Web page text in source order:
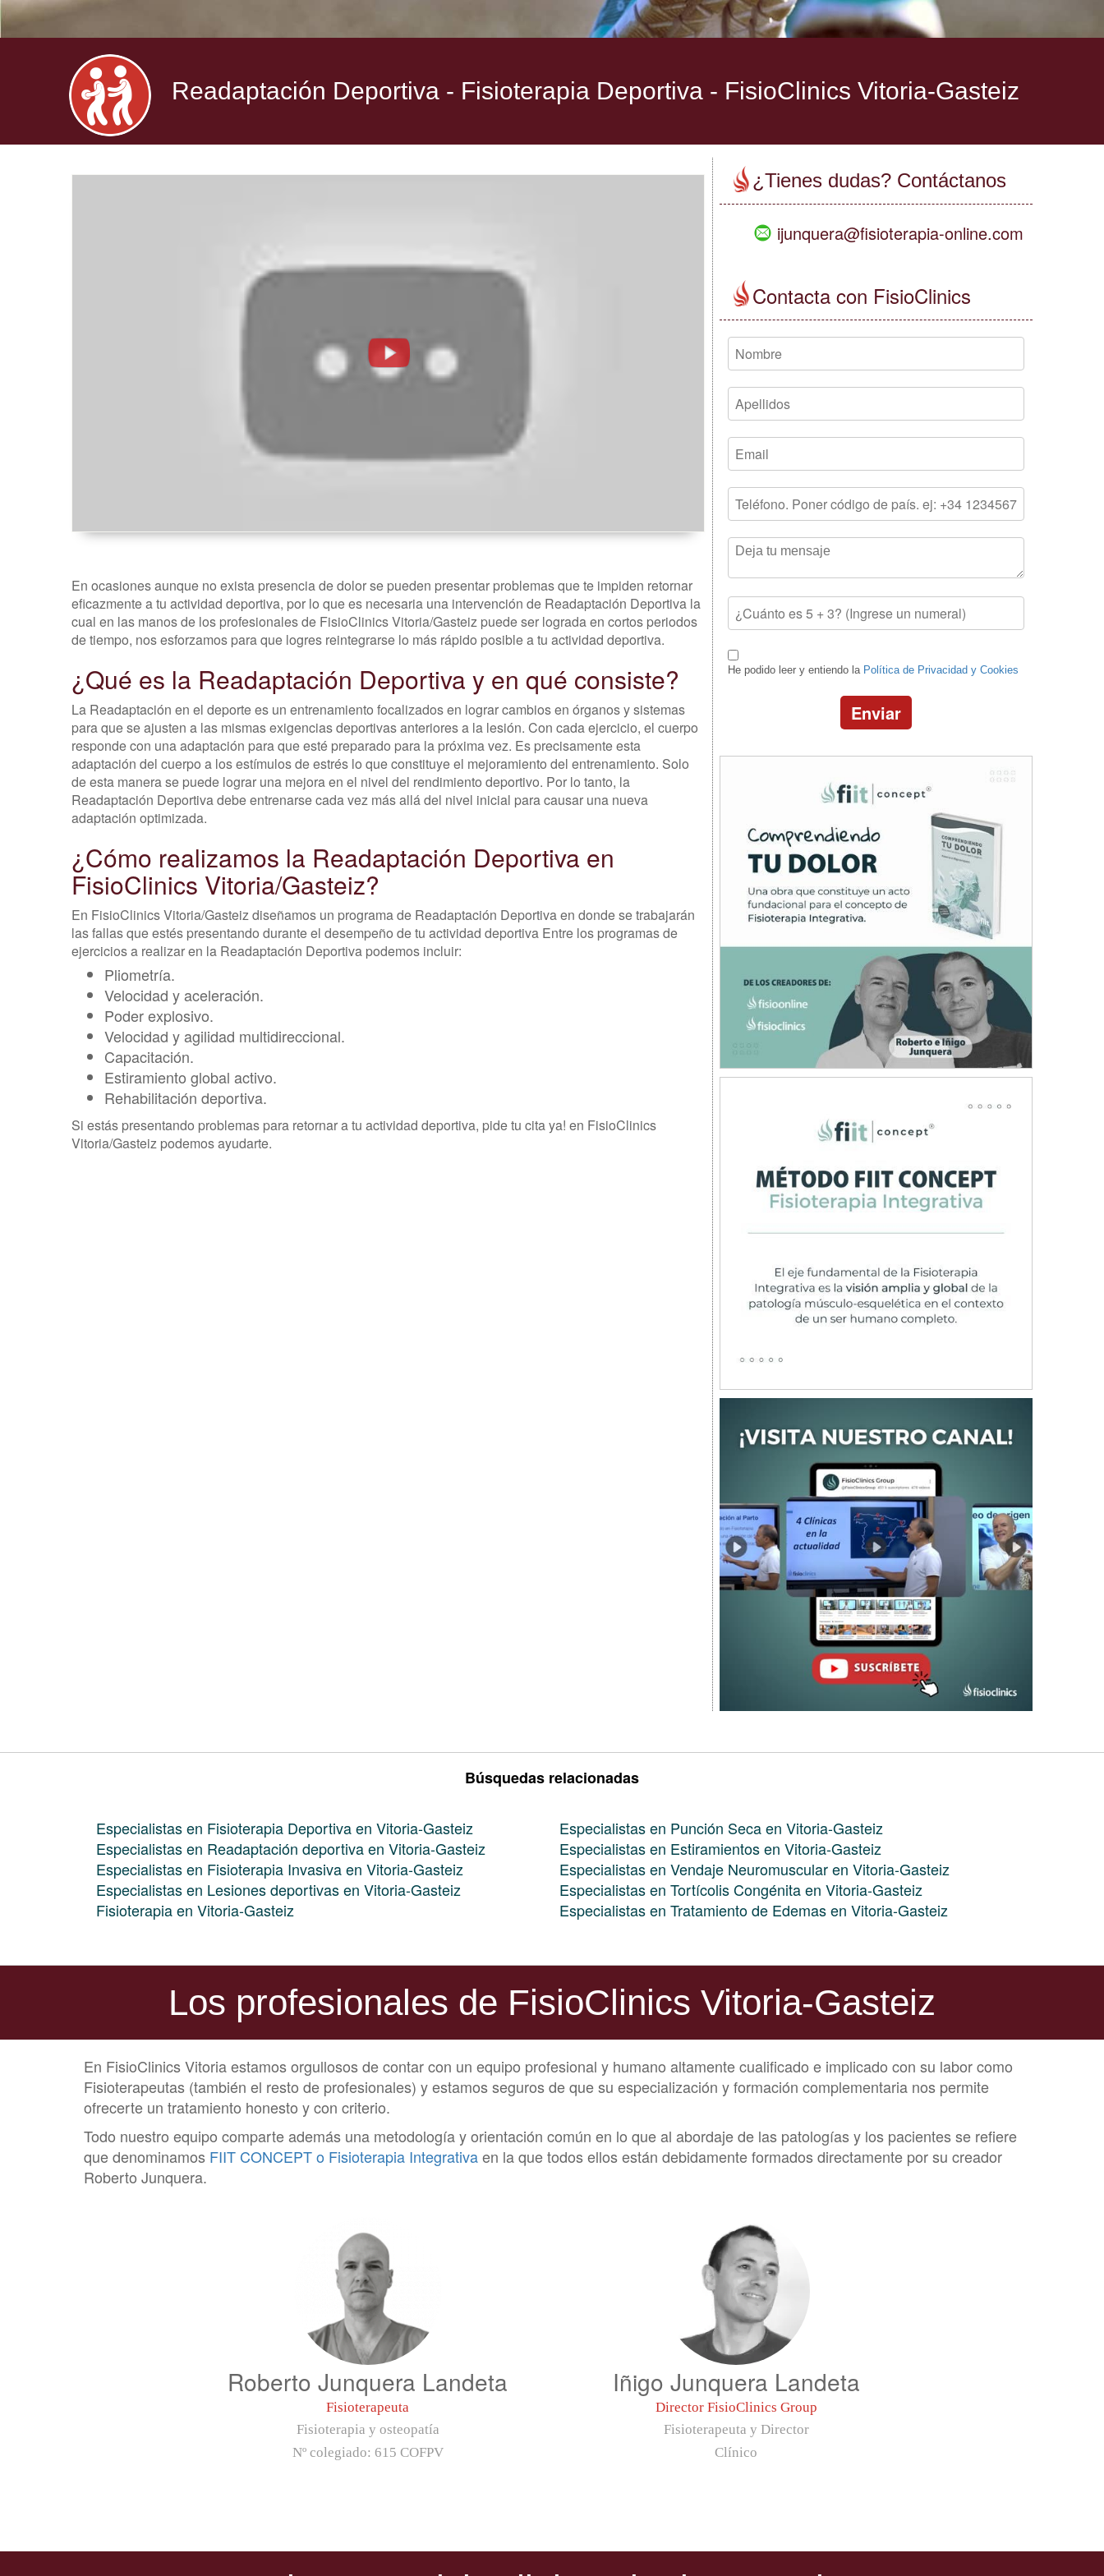
Readaptación Deportiva - Fisioterapia Deportiva - FisioClinics Vitoria-Gasteiz
En ocasiones aunque no exista presencia de dolor se pueden presentar problemas que te impiden retornar
eficazmente a tu actividad deportiva, por lo que es necesaria una intervención de Readaptación Deportiva la
cual en las manos de los profesionales de FisioClinics Vitoria/Gasteiz puede ser lograda en cortos periodos
de tiempo, nos esforzamos para que logres reintegrarse lo más rápido posible a tu actividad deportiva.
¿Qué es la Readaptación Deportiva y en qué consiste?
La Readaptación en el deporte es un entrenamiento focalizados en lograr cambios en órganos y sistemas
para que se ajusten a las mismas exigencias deportivas anteriores a la lesión. Con cada ejercicio, el cuerpo
responde con una adaptación para que esté preparado para la próxima vez. Es precisamente esta
adaptación del cuerpo a los estímulos de estrés lo que constituye el mejoramiento del entrenamiento. Solo
de esta manera se puede lograr una mejora en el nivel del rendimiento deportivo. Por lo tanto, la
Readaptación Deportiva debe entrenarse cada vez más allá del nivel inicial para causar una nueva
adaptación optimizada.
¿Cómo realizamos la Readaptación Deportiva en
FisioClinics Vitoria/Gasteiz?
En FisioClinics Vitoria/Gasteiz diseñamos un programa de Readaptación Deportiva en donde se trabajarán
las fallas que estés presentando durante el desempeño de tu actividad deportiva Entre los programas de
ejercicios a realizar en la Readaptación Deportiva podemos incluir:
Pliometría.
Velocidad y aceleración.
Poder explosivo.
Velocidad y agilidad multidireccional.
Capacitación.
Estiramiento global activo.
Rehabilitación deportiva.
Si estás presentando problemas para retornar a tu actividad deportiva, pide tu cita ya! en FisioClinics
Vitoria/Gasteiz podemos ayudarte.
¿Tienes dudas? Contáctanos
ijunquera@fisioterapia-online.com
Contacta con FisioClinics
He podido leer y entiendo la Política de Privacidad y Cookies
Enviar
Búsquedas relacionadas
Especialistas en Fisioterapia Deportiva en Vitoria-Gasteiz
Especialistas en Readaptación deportiva en Vitoria-Gasteiz
Especialistas en Fisioterapia Invasiva en Vitoria-Gasteiz
Especialistas en Lesiones deportivas en Vitoria-Gasteiz
Fisioterapia en Vitoria-Gasteiz
Especialistas en Punción Seca en Vitoria-Gasteiz
Especialistas en Estiramientos en Vitoria-Gasteiz
Especialistas en Vendaje Neuromuscular en Vitoria-Gasteiz
Especialistas en Tortícolis Congénita en Vitoria-Gasteiz
Especialistas en Tratamiento de Edemas en Vitoria-Gasteiz
Los profesionales de FisioClinics Vitoria-Gasteiz
En FisioClinics Vitoria estamos orgullosos de contar con un equipo profesional y humano altamente cualificado e implicado con su labor como
Fisioterapeutas (también el resto de profesionales) y estamos seguros de que su especialización y formación complementaria nos permite
ofrecerte un tratamiento honesto y con criterio.
Todo nuestro equipo comparte además una metodología y orientación común en lo que al abordaje de las patologías y los pacientes se refiere
que denominamos FIIT CONCEPT o Fisioterapia Integrativaen la que todos ellos están debidamente formados directamente por su creador
Roberto Junquera.
Roberto Junquera Landeta
Fisioterapeuta
Fisioterapia y osteopatía
Nº colegiado: 615 COFPV
Iñigo Junquera Landeta
Director FisioClinics Group
Fisioterapeuta y Director
Clínico